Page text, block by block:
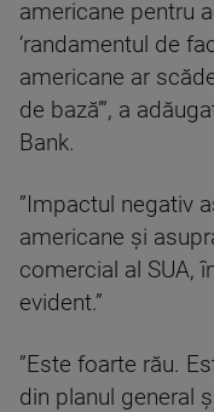
americane pentru
‘randamentul de
americane ar
de bază’”, a
Bank.
”Impactul negativ
americane şi
comercial al SUA,
evident.”
”Este foarte rău.
din planul general